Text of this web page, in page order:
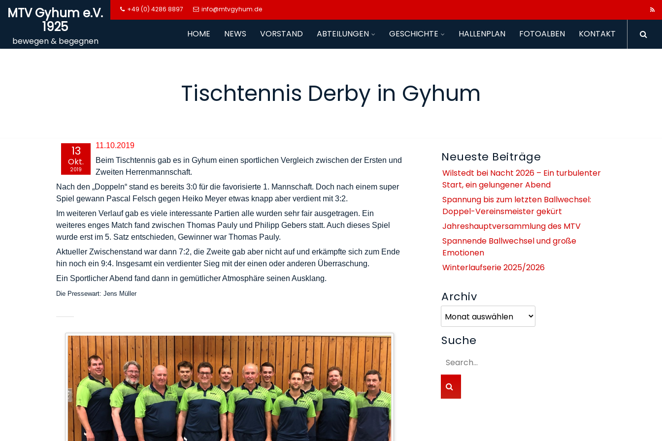
SkipMTV Gyhum e.V.
1925
bewegen & begegnen
+49 (0) 4286 8897 info@mtvgyhum.de
HOME NEWS VORSTAND ABTEILUNGEN GESCHICHTE HALLENPLAN FOTOALBEN KONTAKT
Tischtennis Derby in Gyhum
13
Okt.
2019
11.10.2019
Beim Tischtennis gab es in Gyhum einen sportlichen Vergleich zwischen der Ersten und
Zweiten Herrenmannschaft.
Nach den „Doppeln“ stand es bereits 3:0 für die favorisierte 1. Mannschaft. Doch nach einem super
Spiel gewann Pascal Felsch gegen Heiko Meyer etwas knapp aber verdient mit 3:2.
Im weiteren Verlauf gab es viele interessante Partien alle wurden sehr fair ausgetragen. Ein
weiteres enges Match fand zwischen Thomas Pauly und Philipp Gebers statt. Auch dieses Spiel
wurde erst im 5. Satz entschieden, Gewinner war Thomas Pauly.
Aktueller Zwischenstand war dann 7:2, die Zweite gab aber nicht auf und erkämpfte sich zum Ende
hin noch ein 9:4. Insgesamt ein verdienter Sieg mit der einen oder anderen Überraschung.
Ein Sportlicher Abend fand dann in gemütlicher Atmosphäre seinen Ausklang.
Die Pressewart: Jens Müller
Neueste Beiträge
Wilstedt bei Nacht 2026 – Ein turbulenter
Start, ein gelungener Abend
Spannung bis zum letzten Ballwechsel:
Doppel-Vereinsmeister gekürt
Jahreshauptversammlung des MTV
Spannende Ballwechsel und große
Emotionen
Winterlaufserie 2025/2026
Archiv
Suche